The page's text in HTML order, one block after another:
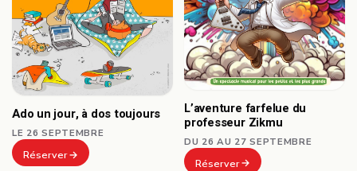
Ado un jour, à dos toujours
LE 26 SEPTEMBRE
Réserver
L’aventure farfelue du
professeur Zikmu
DU 26 AU 27 SEPTEMBRE
Réserver